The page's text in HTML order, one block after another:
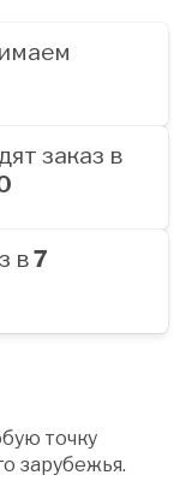
заказ в
в7
точку
зарубежья.